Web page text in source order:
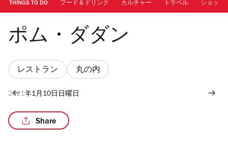
THINGS TO DO フード＆ドリンク カルチャー トラベル ショッピ
ポム・ダダン
レストラン 丸の内
2021年1月10日日曜日
Share